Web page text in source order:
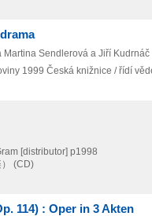
Martina Sendlerová a Jiří
1999 Česká knižnice / řídí
[distributor] p1998
(CD)
114) : Oper in 3 Akten